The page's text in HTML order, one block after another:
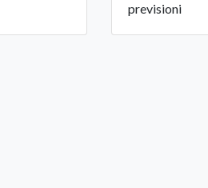
previsioni